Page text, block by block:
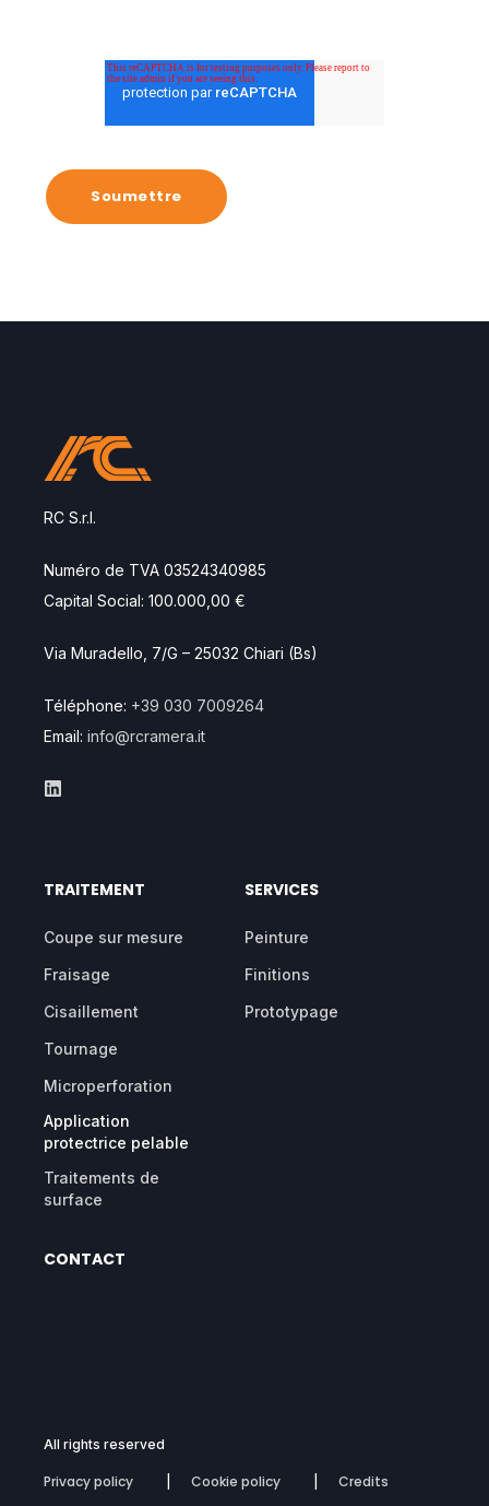
RC S.r.l.
Numéro de TVA 03524340985
Capital Social: 100.000,00 €
Via Muradello, 7/G – 25032 Chiari (Bs)
Téléphone: +39 030 7009264
Email: info@rcramera.it
TRAITEMENT
Coupe sur mesure
Fraisage
Cisaillement
Tournage
Microperforation
Application
protectrice pelable
Traitements de
surface
SERVICES
Peinture
Finitions
Prototypage
CONTACT
All rights reserved
Privacy policy Cookie policy Credits